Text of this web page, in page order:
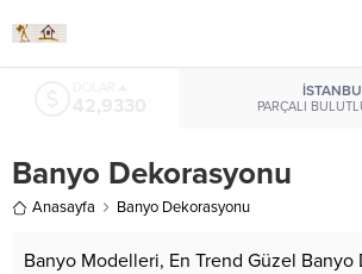
PARÇALI
Banyo Dekorasyonu
Anasayfa Banyo Dekorasyonu
Banyo Modelleri, En Trend Güzel Banyo